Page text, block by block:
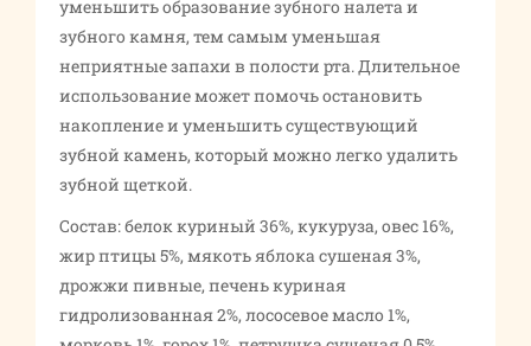
уменьшить образование зубного налета и
зубного камня, тем самым уменьшая
неприятные запахи в полости рта. Длительное
использование может помочь остановить
накопление и уменьшить существующий
зубной камень, который можно легко удалить
зубной щеткой.
Состав: белок куриный 36%, кукуруза, овес 16%,
жир птицы 5%, мякоть яблока сушеная 3%,
дрожжи пивные, печень куриная
гидролизованная 2%, лососевое масло 1%,